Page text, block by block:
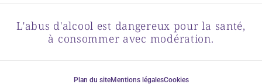
L'abus d'alcool est dangereux pour la santé,
à consommer avec modération.
Plan du siteMentions légalesCookies